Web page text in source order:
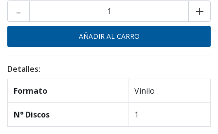
+
-
Detalles:
Formato Vinilo
N° Discos 1